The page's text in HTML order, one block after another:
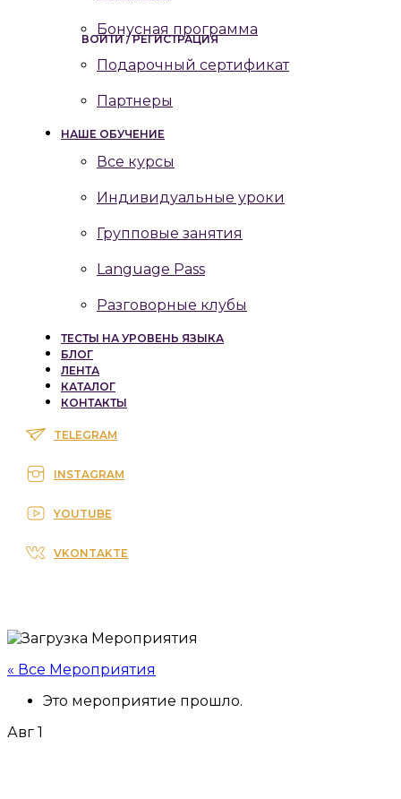
ВОЙТИ / РЕГИСТРАЦИЯ
Бонусная программа
Подарочный сертификат
Партнеры
НАШЕ ОБУЧЕНИЕ
Все курсы
Индивидуальные уроки
Групповые занятия
Language Pass
Разговорные клубы
ТЕСТЫ НА УРОВЕНЬ ЯЗЫКА
БЛОГ
ЛЕНТА
КАТАЛОГ
КОНТАКТЫ
TELEGRAM
INSTAGRAM
YOUTUBE
VKONTAKTE
« Все Мероприятия
Это мероприятие прошло.
Авг 1